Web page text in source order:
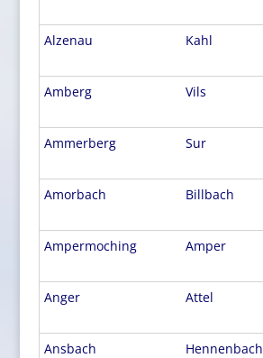
Alzenau
Kahl
Amberg
Vils
Ammerberg Sur
Amorbach
Billbach
Ampermoching
Amper
Anger Attel
Ansbach
Hennenbach